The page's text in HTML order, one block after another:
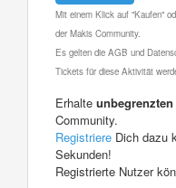
Mit einem Klick auf "Kaufen"
der Makis Community.
Es gelten die AGB und
Tickets für diese Aktivität
Erhalte unbegrenzten
Community.
Registriere Dich dazu
Sekunden!
Registrierte Nutzer